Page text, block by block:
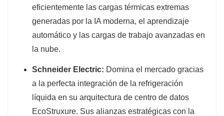
eficientemente las cargas térmicas extremas
generadas por la IA moderna, el aprendizaje
automático y las cargas de trabajo avanzadas en
la nube.
Schneider Electric: Domina el mercado gracias
a la perfecta integración de la refrigeración
líquida en su arquitectura de centro de datos
EcoStruxure. Sus alianzas estratégicas con la